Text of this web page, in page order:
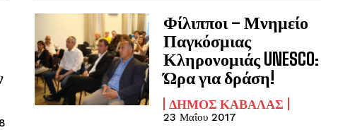
Φίλιπποι – Μνημείο
Παγκόσμιας
Κληρονομιάς UNESCO:
Ώρα για δράση!
ΔΉΜΟΣ ΚΑΒΆΛΑΣ
23 Μαΐου 2017